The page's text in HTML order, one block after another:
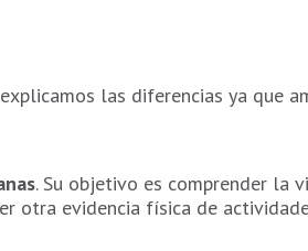
las diferencias ya que
. Su objetivo es comprender la
otra evidencia física de